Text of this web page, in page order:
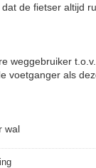
de fietser altijd
weggebruiker
voetganger als
wal